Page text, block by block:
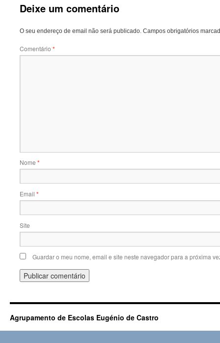
Deixe um comentário
O seu endereço de email não será publicado. Campos obrigatórios
Comentário *
Nome *
Email *
Site
Guardar o meu nome, email e site neste navegador para a próxima
Agrupamento de Escolas Eugénio de Castro